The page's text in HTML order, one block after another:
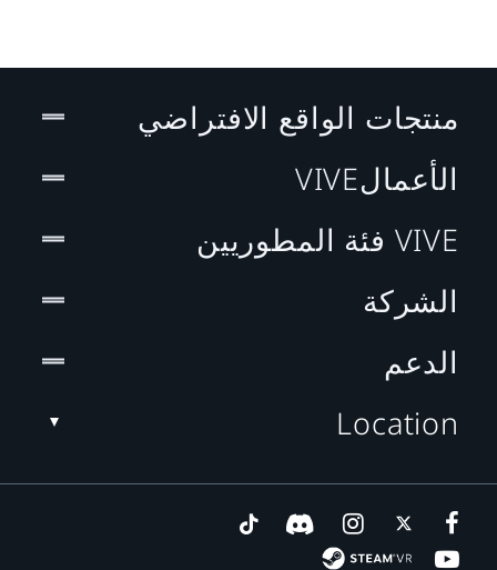
منتجات الواقع الافتراضي
الأعمالVIVE
VIVE فئة المطوريين
الشركة
الدعم
Location